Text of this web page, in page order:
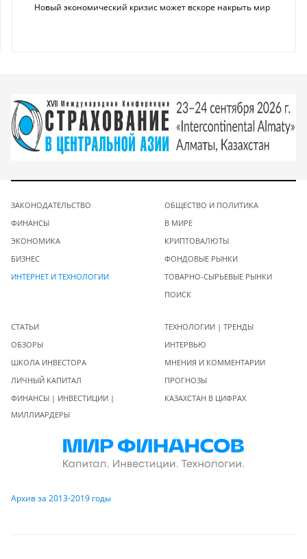
Новый экономический кризис может вскоре накрыть мир
ЗАКОНОДАТЕЛЬСТВО
ФИНАНСЫ
ЭКОНОМИКА
БИЗНЕС
ИНТЕРНЕТ И ТЕХНОЛОГИИ
ОБЩЕСТВО И ПОЛИТИКА
В МИРЕ
КРИПТОВАЛЮТЫ
ФОНДОВЫЕ РЫНКИ
ТОВАРНО-СЫРЬЕВЫЕ РЫНКИ
ПОИСК
СТАТЬИ
ОБЗОРЫ
ШКОЛА ИНВЕСТОРА
ЛИЧНЫЙ КАПИТАЛ
ФИНАНСЫ | ИНВЕСТИЦИИ |
МИЛЛИАРДЕРЫ
ТЕХНОЛОГИИ | ТРЕНДЫ
ИНТЕРВЬЮ
МНЕНИЯ И КОММЕНТАРИИ
ПРОГНОЗЫ
КАЗАХСТАН В ЦИФРАХ
Архив за 2013-2019 годы